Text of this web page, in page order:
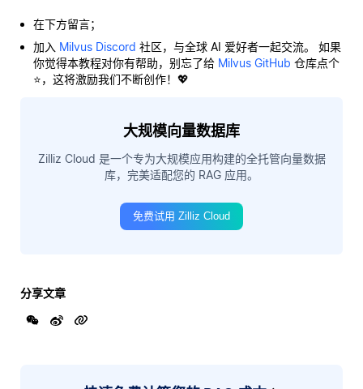
在下方留言；
加入 Milvus Discord 社区，与全球 AI 爱好者一起交流。 如果
你觉得本教程对你有帮助，别忘了给 Milvus GitHub 仓库点个
⭐，这将激励我们不断创作！💖
大规模向量数据库
Zilliz Cloud 是一个专为大规模应用构建的全托管向量数据
库，完美适配您的 RAG 应用。
免费试用 Zilliz Cloud
分享文章